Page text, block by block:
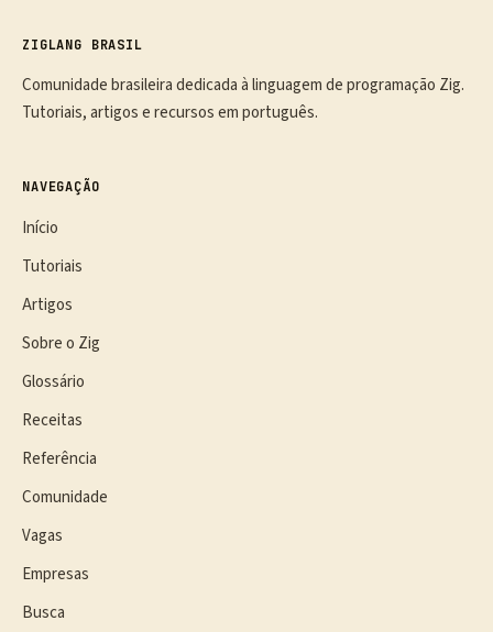
ZIGLANG BRASIL
Comunidade brasileira dedicada à linguagem de programação Zig.
Tutoriais, artigos e recursos em português.
NAVEGAÇÃO
Início
Tutoriais
Artigos
Sobre o Zig
Glossário
Receitas
Referência
Comunidade
Vagas
Empresas
Busca